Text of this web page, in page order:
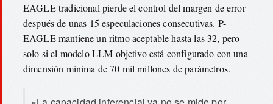
EAGLE tradicional pierde el control del margen de error
después de unas 15 especulaciones consecutivas. P-
EAGLE mantiene un ritmo aceptable hasta las 32, pero
solo si el modelo LLM objetivo está configurado con una
dimensión mínima de 70 mil millones de parámetros.